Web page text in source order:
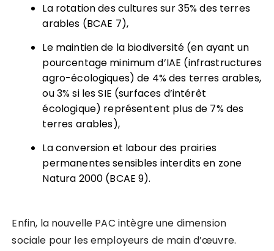
La rotation des cultures sur 35% des terres
arables (BCAE 7),
Le maintien de la biodiversité (en ayant un
pourcentage minimum d’IAE (infrastructures
agro-écologiques) de 4% des terres arables,
ou 3% si les SIE (surfaces d’intérêt
écologique) représentent plus de 7% des
terres arables),
La conversion et labour des prairies
permanentes sensibles interdits en zone
Natura 2000 (BCAE 9).
Enfin, la nouvelle PAC intègre une dimension
sociale pour les employeurs de main d’œuvre.